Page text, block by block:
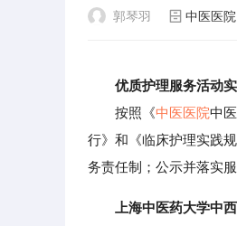
郭琴羽 中医医院
优质护理服务活动
按照《中医医院中
行》和《临床护理实践
务责任制；公示并落实
上海中医药大学中